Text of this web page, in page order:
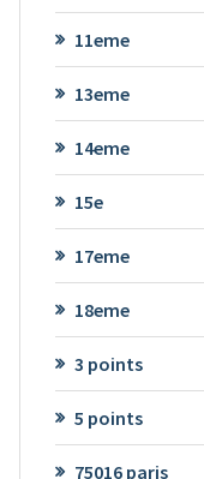
11eme
13eme
14eme
15e
17eme
18eme
3 points
5 points
75016 paris